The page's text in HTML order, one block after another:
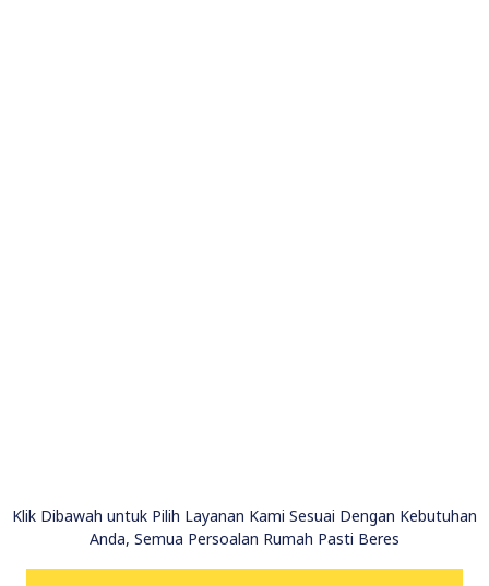
Klik Dibawah untuk Pilih Layanan Kami Sesuai Dengan Kebutuhan
Anda, Semua Persoalan Rumah Pasti Beres